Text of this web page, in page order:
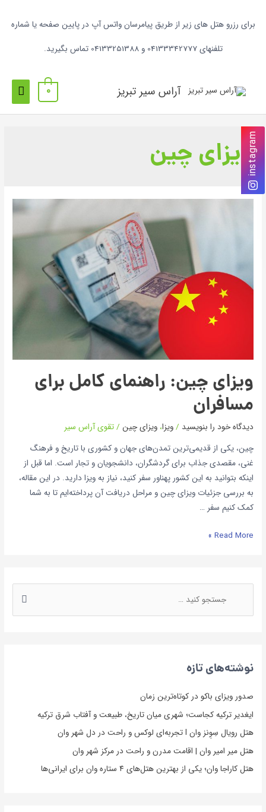
برای رزرو هتل های زیر از طریق پیامرسان واتس آپ در پایین صفحه یا شماره
تلفنهای 04133342777 و 04133251388 تماس بگیرید.
آراس سیر تبریز 0
ویزای چین
ویزای چین: راهنمای کامل برای
مسافران
دیدگاه‌ خود را بنویسید /ویزا،ویزای چین /تقوی آراس سیر
چین، یکی از قدیمی‌ترین تمدن‌های جهان و کشوری با تاریخ و فرهنگ
غنی، مقصدی جذاب برای گردشگران، دانشجویان و تجار است. اما قبل از
اینکه بتوانید به این کشور پهناور سفر کنید، نیاز به ویزا دارید. در این مقاله،
به بررسی جزئیات ویزای چین و مراحل دریافت آن پرداخته‌ایم تا به شما
کمک کنیم سفر …
Read More »
نوشته‌های تازه
صدور ویزای باکو در کوتاه‌ترین زمان
ایغدیر ترکیه کجاست؛ شهری میان تاریخ، طبیعت و آفتاب شرق ترکیه
هتل رویال سِوِنز وان l تجربه‌ای لوکس و راحت در دل شهر وان
هتل میر امیر وان | اقامت مدرن و راحت در مرکز شهر وان
هتل کاراجا وان؛ یکی از بهترین هتل‌های ۴ ستاره وان برای ایرانی‌ها
instagram